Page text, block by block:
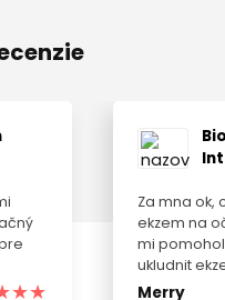
Za mna ok,
ekzem na
mi
ukludnit
Merry